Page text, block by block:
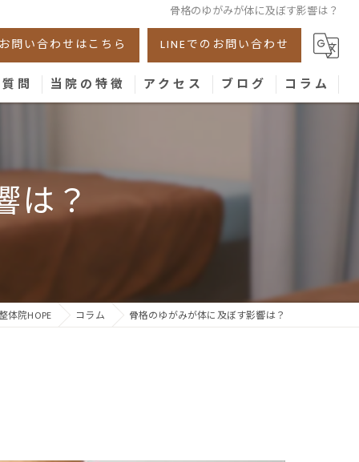
骨格のゆがみが体に及ぼす影響は？
問い合わせはこちら LINEでのお問い合わせ
問 当院の特徴
腰痛
肩こり
アクセス ブログ コラム
は？
体院HOPE コラム 骨格のゆがみが体に及ぼす影響は？